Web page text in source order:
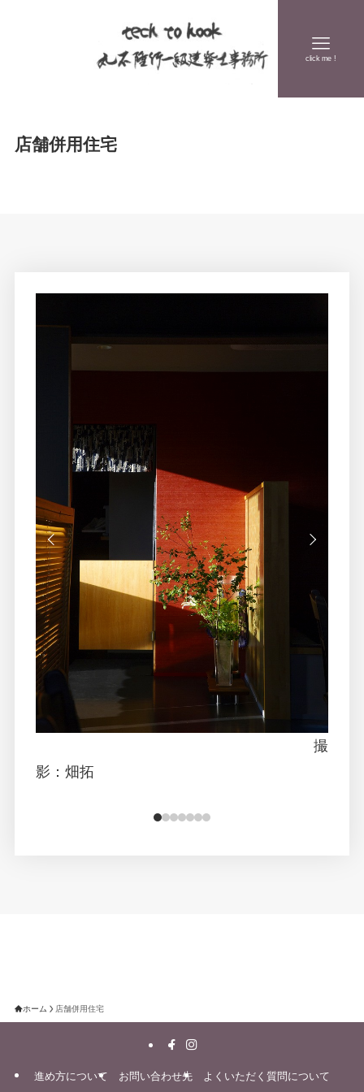
click me !
店舗併用住宅
撮
影：畑拓
ホーム 店舗併用住宅
進め方について お問い合わせ先 よくいただく質問について